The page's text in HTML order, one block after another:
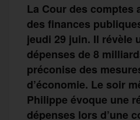
La Cour des comptes
des finances
jeudi 29 juin. Il révèle
dépenses de 8
préconise des
d’économie. Le soir
Philippe évoque une
dépenses lors d’une